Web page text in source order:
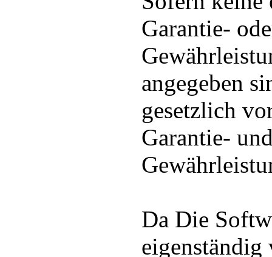
Garantie-
angegeben
gesetzlich
Garantie-
Da Die
eigenständig